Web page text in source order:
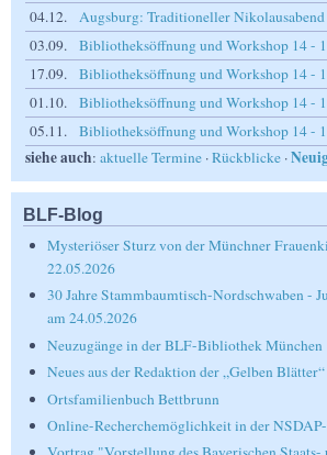
04.12.
Augsburg: Traditioneller Nikolausabend
03.09.
Bibliotheksöffnung und Workshop 14 -
17.09.
Bibliotheksöffnung und Workshop 14 -
01.10.
Bibliotheksöffnung und Workshop 14 -
05.11.
Bibliotheksöffnung und Workshop 14 -
siehe auch: aktuelle Termine ·Rückblicke ·
BLF-Blog
Mysteriöser Sturz von der Münchner
22.05.2026
30 Jahre Stammbaumtisch-Nordschwaben -
am 24.05.2026
Neuzugänge in der BLF-Bibliothek München
Neues aus der Redaktion der „Gelben Blätter“
Ortsfamilienbuch Bettbrunn
Online-Recherchemöglichkeit in der